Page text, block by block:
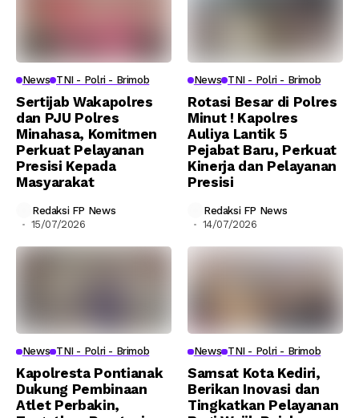
News TNI - Polri - Brimob
Sertijab Wakapolres
dan PJU Polres
Minahasa, Komitmen
Perkuat Pelayanan
Presisi Kepada
Masyarakat
Redaksi FP News
15/07/2026
News TNI - Polri - Brimob
Rotasi Besar di Polres
Minut ! Kapolres
Auliya Lantik 5
Pejabat Baru, Perkuat
Kinerja dan Pelayanan
Presisi
Redaksi FP News
14/07/2026
News TNI - Polri - Brimob
Kapolresta Pontianak
Dukung Pembinaan
Atlet Perbakin,
News TNI - Polri - Brimob
Samsat Kota Kediri,
Berikan Inovasi dan
Tingkatkan Pelayanan